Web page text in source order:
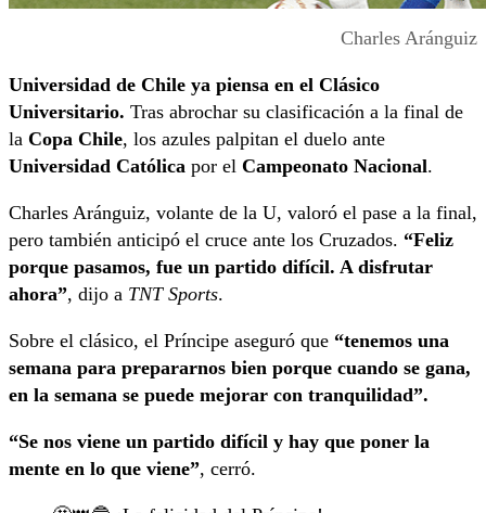
Charles Aránguiz
Universidad de Chile ya piensa en el Clásico
Universitario. Tras abrochar su clasificación a la final de
la Copa Chile, los azules palpitan el duelo ante
Universidad Católica por el Campeonato Nacional.
Charles Aránguiz, volante de la U, valoró el pase a la final,
pero también anticipó el cruce ante los Cruzados. “Feliz
porque pasamos, fue un partido difícil. A disfrutar
ahora”, dijo a TNT Sports.
Sobre el clásico, el Príncipe aseguró que “tenemos una
semana para prepararnos bien porque cuando se gana,
en la semana se puede mejorar con tranquilidad”.
“Se nos viene un partido difícil y hay que poner la
mente en lo que viene”, cerró.